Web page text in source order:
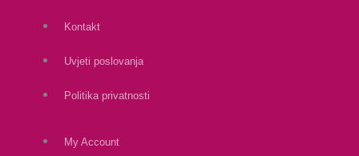
Kontakt
Uvjeti poslovanja
Politika privatnosti
My Account